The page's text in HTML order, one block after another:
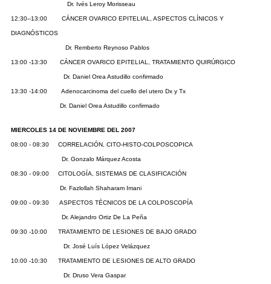
Dr. Ivés Leroy Morisseau
12:30--13:00 CÁNCER OVARICO EPITELIAL, ASPECTOS CLÍNICOS Y
DIAGNÓSTICOS
Dr. Remberto Reynoso Pablos
13:00 -13:30 CÁNCER OVARICO EPITELIAL, TRATAMIENTO QUIRÚRGICO
Dr. Daniel Orea Astudillo confirmado
13:30 -14:00 Adenocarcinoma del cuello del utero Dx y Tx
Dr. Daniel Orea Astudillo confirmado
MIERCOLES 14 DE NOVIEMBRE DEL 2007
08:00 - 08:30 CORRELACIÓN, CITO-HISTO-COLPOSCOPICA
Dr. Gonzalo Márquez Acosta
08:30 - 09:00 CITOLOGÍA, SISTEMAS DE CLASIFICACIÓN
Dr. Fazlollah Shaharam Imani
09:00 - 09:30 ASPECTOS TÉCNICOS DE LA COLPOSCOPÍA
Dr. Alejandro Ortiz De La Peña
09:30 -10:00 TRATAMIENTO DE LESIONES DE BAJO GRADO
Dr. José Luís López Velázquez
10:00 -10:30 TRATAMIENTO DE LESIONES DE ALTO GRADO
Dr. Druso Vera Gaspar